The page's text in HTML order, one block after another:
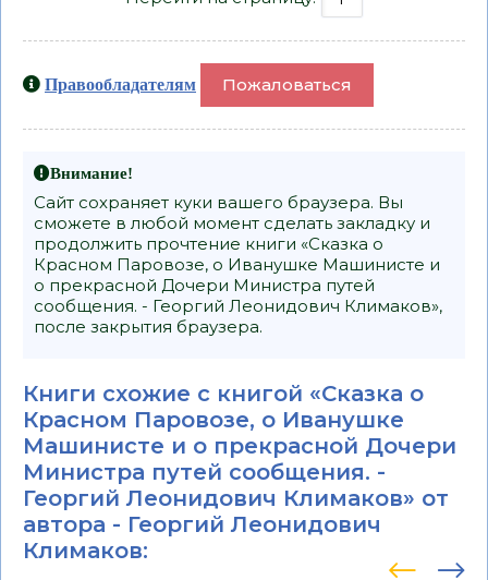
Правообладателям Пожаловаться
Внимание!
Сайт сохраняет куки вашего браузера. Вы
сможете в любой момент сделать закладку и
продолжить прочтение книги «Сказка о
Красном Паровозе, о Иванушке Машинисте и
о прекрасной Дочери Министра путей
сообщения. - Георгий Леонидович Климаков»,
после закрытия браузера.
Книги схожие с книгой «Сказка о
Красном Паровозе, о Иванушке
Машинисте и о прекрасной Дочери
Министра путей сообщения. -
Георгий Леонидович Климаков» от
автора - Георгий Леонидович
Климаков: